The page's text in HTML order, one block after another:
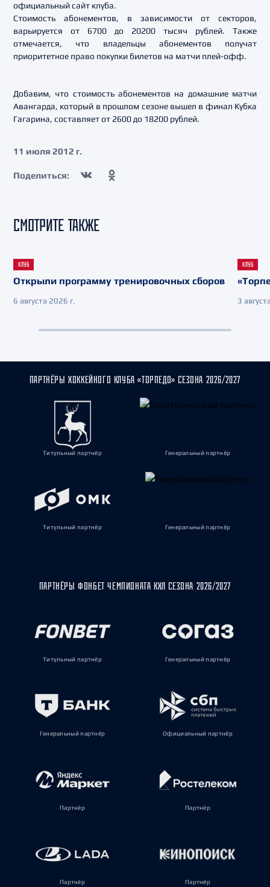
официальный сайт клуба.
Стоимость абонементов, в зависимости от секторов,
варьируется от 6700 до 20200 тысяч рублей. Также
отмечается, что владельцы абонементов получат
приоритетное право покупки билетов на матчи плей-офф.
Добавим, что стоимость абонементов на домашние матчи
Авангарда, который в прошлом сезоне вышел в финал Кубка
Гагарина, составляет от 2600 до 18200 рублей.
11 июля 2012 г.
Поделиться:
СМОТРИТЕ ТАКЖЕ
КЛУБ
Открыли программу тренировочных сборов
6 августа 2026 г.
КЛУБ
3
ПАРТНЁРЫ ХОККЕЙНОГО КЛУБА «ТОРПЕДО» СЕЗОНА 2026/2027
Титульный партнёр Генеральный партнёр
Титульный партнёр Генеральный партнёр
ПАРТНЁРЫ ФОНБЕТ ЧЕМПИОНАТА КХЛ СЕЗОНА 2026/2027
Титульный партнёр Генеральный партнёр
Генеральный партнёр Официальный партнёр
Партнёр Партнёр
Партнёр Партнёр